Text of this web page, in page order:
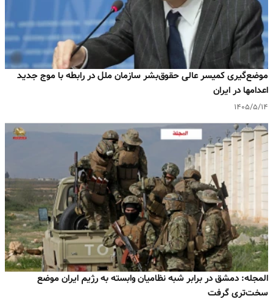
موضع‌گیری کمیسر عالی حقوق‌بشر سازمان ملل در رابطه با موج جدید
اعدامها در ایران
۱۴۰۵/۵/۱۴
المجله: دمشق در برابر شبه‌ نظامیان وابسته به رژیم ایران موضع
سخت‌تری گرفت